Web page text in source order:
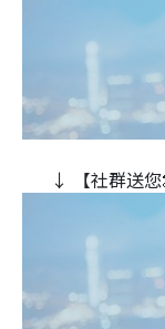
↓ 【社群送